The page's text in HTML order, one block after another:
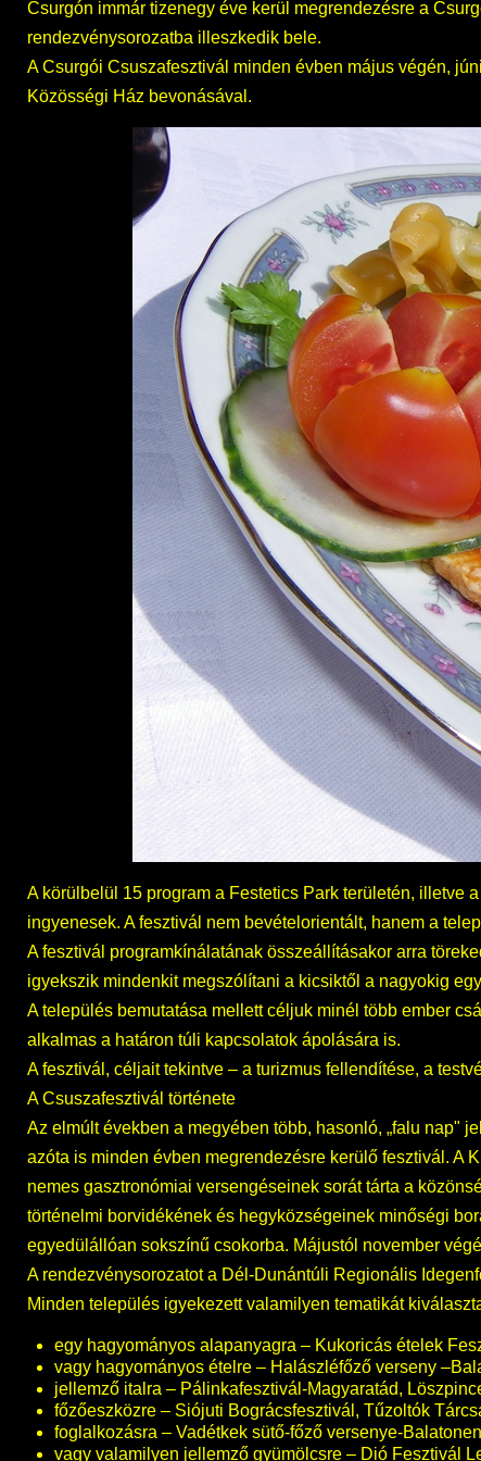
Csurgón immár tizenegy éve kerül megrendezésre a
rendezvénysorozatba illeszkedik bele.
A Csurgói Csuszafesztivál minden évben május végén,
Közösségi Ház bevonásával.
A körülbelül 15 program a Festetics Park területén, illetve
ingyenesek. A fesztivál nem bevételorientált, hanem a
A fesztivál programkínálatának összeállításakor arra
igyekszik mindenkit megszólítani a kicsiktől a nagyokig
A település bemutatása mellett céljuk minél több ember
alkalmas a határon túli kapcsolatok ápolására is.
A fesztivál, céljait tekintve – a turizmus fellendítése, a
A Csuszafesztivál története
Az elmúlt években a megyében több, hasonló, „falu nap"
azóta is minden évben megrendezésre kerülő fesztivál. A
nemes gasztronómiai versengéseinek sorát tárta a
történelmi borvidékének és hegyközségeinek minőségi
egyedülállóan sokszínű csokorba. Májustól november
A rendezvénysorozatot a Dél-Dunántúli Regionális
Minden település igyekezett valamilyen tematikát
egy hagyományos alapanyagra – Kukoricás ételek
vagy hagyományos ételre – Halászléfőző verseny
jellemző italra – Pálinkafesztivál-Magyaratád,
főzőeszközre – Siójuti Bográcsfesztivál, Tűzoltók
foglalkozásra – Vadétkek sütő-főző versenye-
vagy valamilyen jellemző gyümölcsre – Dió Fesztivál